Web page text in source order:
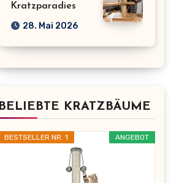
Kratzparadies
28. Mai 2026
BELIEBTE KRATZBÄUME
ANGEBOT
BESTSELLER NR. 1